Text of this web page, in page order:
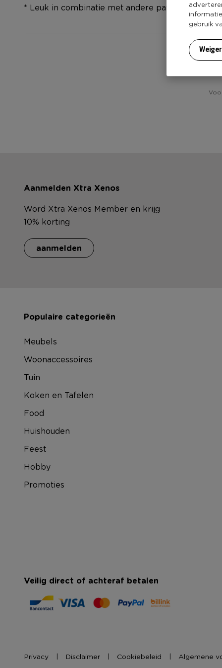
gebruik
* Leuk in combinatie met andere patches
Aanmelden Xtra Xenos
Word Xtra Xenos Member en krijg
10% korting
aanmelden
Populaire categorieën
Meubels
Woonaccessoires
Tuin
Koken en Tafelen
Food
Huishouden
Feest
Hobby
Promoties
Veilig direct of achteraf betalen
Privacy Disclaimer Cookiebeleid Algemene